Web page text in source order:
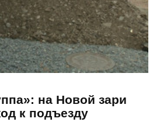
на Новой зари
к подъезду